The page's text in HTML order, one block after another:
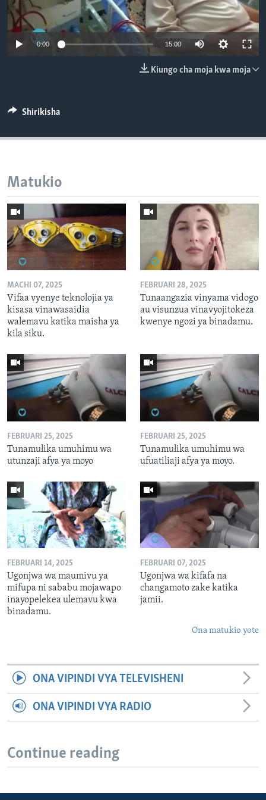
0:00 15:00
Kiungo cha moja kwa moja
Shirikisha
Matukio
MACHI 07, 2025
Vifaa vyenye teknolojia ya
kisasa vinawasaidia
walemavu katika maisha ya
kila siku.
FEBRUARI 28, 2025
Tunaangazia vinyama vidogo
au visunzua vinavyojitokeza
kwenye ngozi ya binadamu.
FEBRUARI 25, 2025
Tunamulika umuhimu wa
utunzaji afya ya moyo
FEBRUARI 25, 2025
Tunamulika umuhimu wa
ufuatiliaji afya ya moyo.
FEBRUARI 14, 2025
Ugonjwa wa maumivu ya
mifupa ni sababu mojawapo
inayopelekea ulemavu kwa
binadamu.
FEBRUARI 07, 2025
Ugonjwa wa kifafa na
changamoto zake katika
jamii.
Ona matukio yote
ONA VIPINDI VYA TELEVISHENI
ONA VIPINDI VYA RADIO
Continue reading